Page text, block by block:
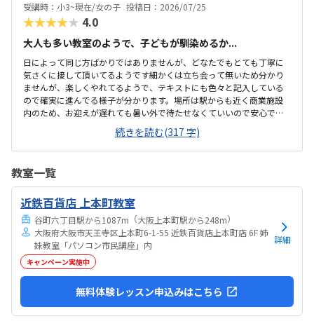
受講時：小3~現在/女の子 投稿日：2026/07/25
★★★★★ 4.0
大人も多い教室のようで、子どもが馴染めるか...
日によって同じ方ばかりではありませんが、どなたでもとても丁寧に
気さくに接して頂いてるようです細かくは立ち会って無いため分かり
ませんが、楽しくやれてるようで、テキストにも色々と記入している
ので確実に進んでる様子が分かります。場所は駅からも近く商業施設
内のため、お迎えが遅れても暑い外で待たせなくていいので安心で
す。大人の方も多く通われてる教室ですが、教室内は清潔感があり、
雰囲気もよい教室で安心して通わされます。他の教室の金額をあまり
把握してませんが、個人的には小学生の習い事として通わせるのには
れたよです。親切に接して下さっているのが伝わります特にありませ
ん特にありません
続きを読む(317 字)
教室一覧
近鉄百貨店 上本町教室
谷町六丁目駅から1087m （大阪上本町駅から248m）
大阪府大阪市天王寺区上本町6-1-55 近鉄百貨店上本町店 6F 姉
妹教室「パソコン市民講座」内
キャンペーン実施中
詳細
無料体験レッスン申込みはこちら